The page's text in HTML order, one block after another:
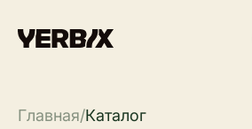
Главная/Каталог